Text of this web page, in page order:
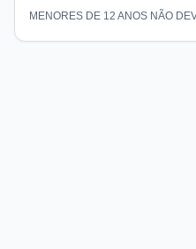
MENORES DE 12 ANOS NÃO